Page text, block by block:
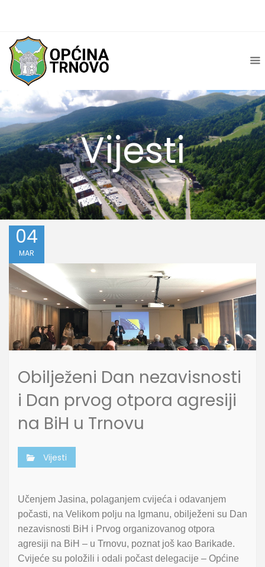
Vijesti
04
MAR
Obilježeni Dan nezavisnosti
i Dan prvog otpora agresiji
na BiH u Trnovu
Vijesti
Učenjem Jasina, polaganjem cvijeća i odavanjem
počasti, na Velikom polju na Igmanu, obilježeni su Dan
nezavisnosti BiH i Prvog organizovanog otpora
agresiji na BiH – u Trnovu, poznat još kao Barikade.
Cvijeće su položili i odali počast delegacije – Općine